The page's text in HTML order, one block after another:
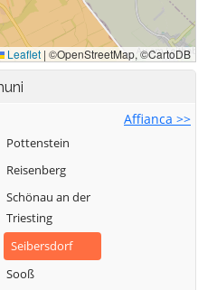
Affianca >>
Pottenstein
Reisenberg
Schönau an der
Triesting
Seibersdorf
Sooß